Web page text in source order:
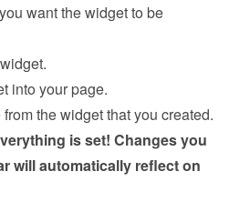
want the widget to be
into your page.
the widget that you created.
is set! Changes you
will automatically reflect on